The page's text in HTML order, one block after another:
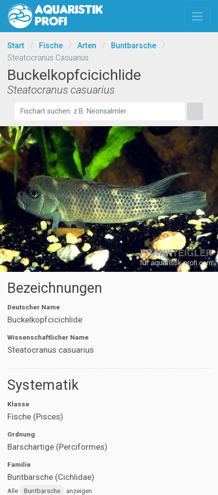
Start / Fische / Arten / Buntbarsche
/
Steatocranus Casuarius
Buckelkopfcicichlide
Steatocranus casuarius
Bezeichnungen
Deutscher Name
Buckelkopfcicichlide
Wissenschaftlicher Name
Steatocranus casuarius
Systematik
Klasse
Fische (Pisces)
Ordnung
Barschartige (Perciformes)
Familie
Buntbarsche (Cichlidae)
Alle Buntbarsche anzeigen